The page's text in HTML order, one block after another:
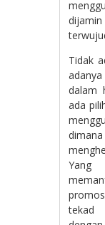
Tidak
dalam
ada
tekad